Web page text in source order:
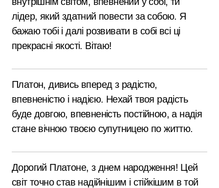
лідер, який здатний повести за собою. Я
бажаю тобі і далі розвивати в собі всі ці
прекрасні якості. Вітаю!
Платон, дивись вперед з радістю,
впевненістю і надією. Нехай твоя радість
буде довгою, впевненість постійною, а надія
стане вічною твоєю супутницею по життю.
Дорогий Платоне, з днем народження! Цей
світ точно став надійнішим і стійкішим в той